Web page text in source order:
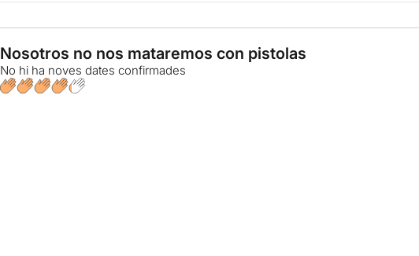
Nosotros no nos mataremos con pistolas
No hi ha noves dates confirmades